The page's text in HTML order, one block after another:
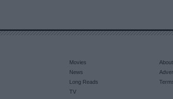
Movies
News
Long Reads
TV